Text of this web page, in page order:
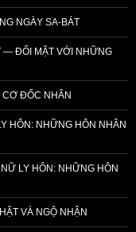
NGÀY SA-BÁT
— ĐỐI MẶT VỚI NHỮNG
CƠ ĐỐC NHÂN
HÔN: NHỮNG HÔN NHÂN
LY HÔN: NHỮNG HÔN
VÀ NGỘ NHẬN